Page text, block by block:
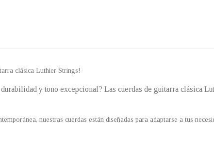
clásica Luthier Strings!
y tono excepcional? Las cuerdas de guitarra clásica
nuestras cuerdas están diseñadas para adaptarse a tus